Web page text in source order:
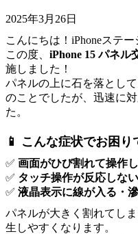
2025年3月26日
こんにちは！iPhoneステ
この度、 iPhone 15 パネル
施しました！
パネルの上に石を落とし
のことでしたが、迅速に
た。
📱 こんな症状でお困り
✅ 画面がひび割れて操作
✅ タッチ操作が反応しな
✅ 液晶表示に線が入る・
パネルが大きく割れてし
生しやすくなります。